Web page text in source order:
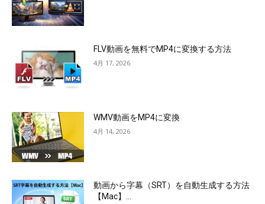
FLV動画を無料でMP4に変換する方法
4月 17, 2026
WMV動画をMP4に変換
4月 14, 2026
動画から字幕（SRT）を自動生成する方法
【Mac】...